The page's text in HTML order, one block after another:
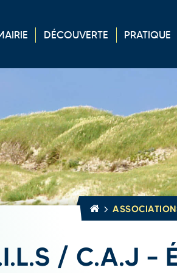
DÉCOUVERTE PRATIQUE
/ C.A.J